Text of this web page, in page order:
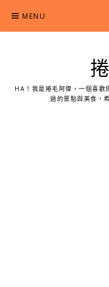
content
MENU
HA！我是捲毛阿偉，一個喜歡
過的景點與美食，